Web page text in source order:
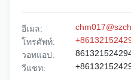
อีเมล:
โทรศัพท์:
วอทแอป:
วีแชท: